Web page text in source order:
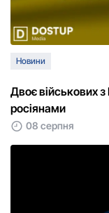
Новини
Двоє військових з
росіянами
08 серпня